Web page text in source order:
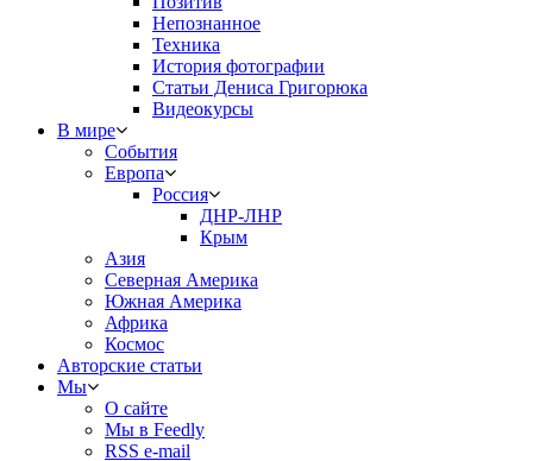
Непознанное
Техника
История фотографии
Статьи Дениса Григорюка
Видеокурсы
В мире
События
Европа
Россия
ДНР-ЛНР
Крым
Азия
Северная Америка
Южная Америка
Африка
Космос
Авторские статьи
Мы
О сайте
Мы в Feedly
RSS e-mail